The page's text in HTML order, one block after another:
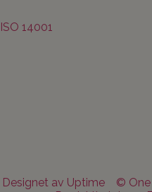
ISO 14001
Designet av Uptime © One